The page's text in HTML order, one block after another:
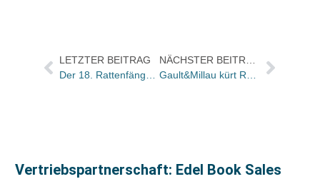
LETZTER BEITRAG
Vertriebspartnerschaft: Edel Book Sales